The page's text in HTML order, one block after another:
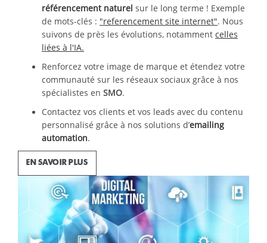
référencement naturel sur le long terme ! Exemple
de mots-clés : "referencement site internet". Nous
suivons de près les évolutions, notamment celles
liées à l'IA.
Renforcez votre image de marque et étendez votre
communauté sur les réseaux sociaux grâce à nos
spécialistes en SMO.
Contactez vos clients et vos leads avec du contenu
personnalisé grâce à nos solutions d’emailing
automation.
EN SAVOIR PLUS